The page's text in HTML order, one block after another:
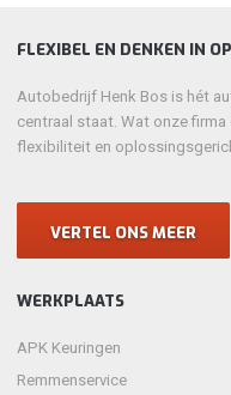
FLEXIBEL EN DENKEN IN
Autobedrijf Henk Bos is hét
centraal staat. Wat onze firma
flexibiliteit en
VERTEL ONS MEER
WERKPLAATS
APK Keuringen
Remmenservice